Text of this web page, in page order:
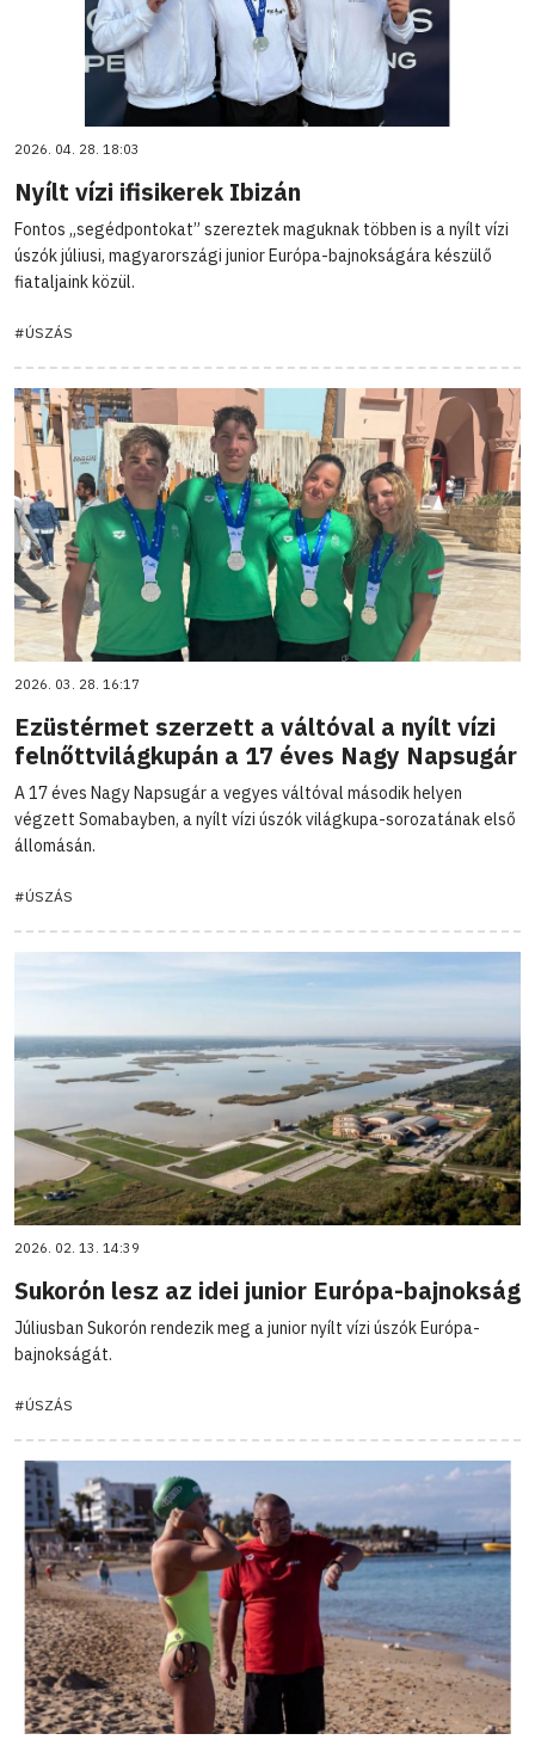
2026. 04. 28. 18:03
Nyílt vízi ifisikerek Ibizán
Fontos „segédpontokat” szereztek maguknak többen is a nyílt vízi
úszók júliusi, magyarországi junior Európa-bajnokságára készülő
fiataljaink közül.
#ÚSZÁS
2026. 03. 28. 16:17
Ezüstérmet szerzett a váltóval a nyílt vízi
felnőttvilágkupán a 17 éves Nagy Napsugár
A 17 éves Nagy Napsugár a vegyes váltóval második helyen
végzett Somabayben, a nyílt vízi úszók világkupa-sorozatának első
állomásán.
#ÚSZÁS
2026. 02. 13. 14:39
Sukorón lesz az idei junior Európa-bajnokság
Júliusban Sukorón rendezik meg a junior nyílt vízi úszók Európa-
bajnokságát.
#ÚSZÁS